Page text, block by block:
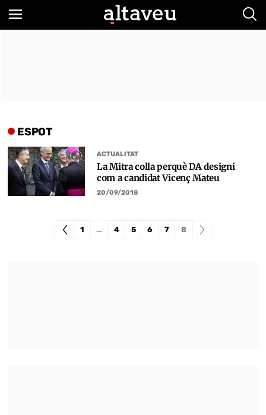
ESPOT
ACTUALITAT
La Mitra colla perquè DA designi
com a candidat Vicenç Mateu
20/09/2018
1 … 4 5 6 7 8